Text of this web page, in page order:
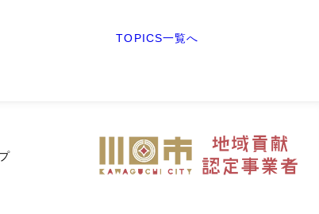
TOPICS一覧へ